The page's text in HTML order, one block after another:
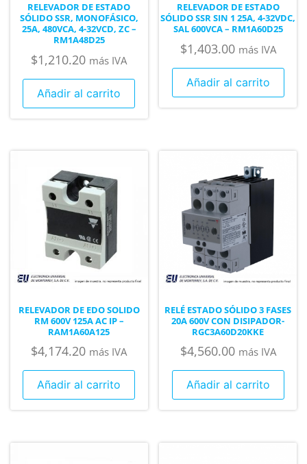
RELEVADOR DE ESTADO
SÓLIDO SSR, MONOFÁSICO,
25A, 480VCA, 4-32VCD, ZC –
RM1A48D25
$1,210.20 más IVA
Añadir al carrito
RELEVADOR DE ESTADO
SÓLIDO SSR SIN 1 25A, 4-32VDC,
SAL 600VCA – RM1A60D25
$1,403.00 más IVA
Añadir al carrito
RELEVADOR DE EDO SOLIDO
RM 600V 125A AC IP –
RAM1A60A125
$4,174.20 más IVA
Añadir al carrito
RELÉ ESTADO SÓLIDO 3 FASES
20A 600V CON DISIPADOR-
RGC3A60D20KKE
$4,560.00 más IVA
Añadir al carrito